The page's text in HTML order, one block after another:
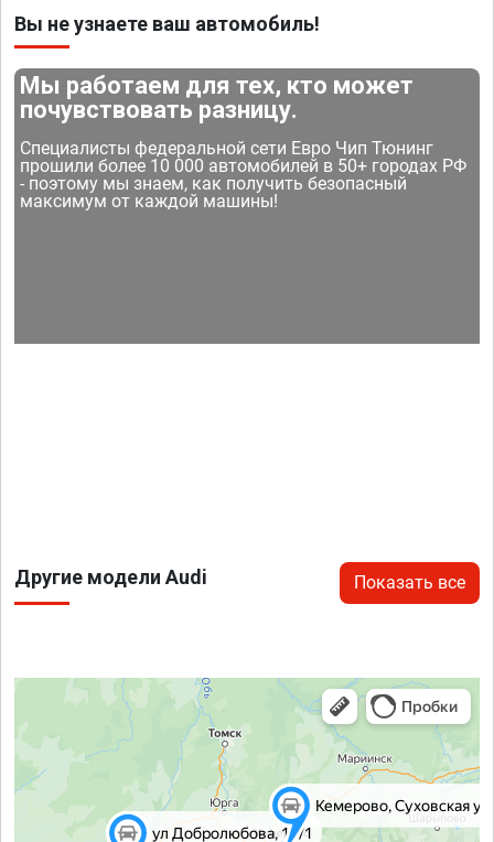
Вы не узнаете ваш автомобиль!
Мы работаем для тех, кто может
почувствовать разницу.
Специалисты федеральной сети Евро Чип Тюнинг
прошили более 10 000 автомобилей в 50+ городах РФ
- поэтому мы знаем, как получить безопасный
максимум от каждой машины!
Другие модели Audi Показать все